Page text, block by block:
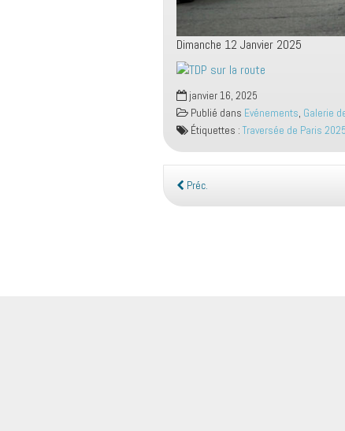
Dimanche 12 Janvier 2025
janvier 16, 2025
Publié dans Evénements, Galerie
Étiquettes : Traversée de Paris 2025
Préc.